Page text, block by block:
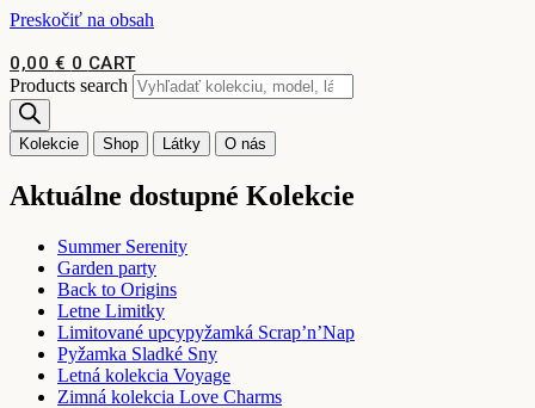
Preskočiť na obsah
0,00 € 0 CART
Products search
Kolekcie Shop Látky O nás
Aktuálne dostupné Kolekcie
Summer Serenity
Garden party
Back to Origins
Letne Limitky
Limitované upcypyžamká Scrap’n’Nap
Pyžamka Sladké Sny
Letná kolekcia Voyage
Zimná kolekcia Love Charms